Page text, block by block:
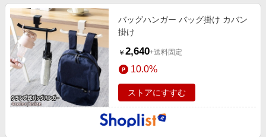
コスメ・健康・医薬品
キッズ・ベビー用品
家電・PC・スマホ・カメラ
エンタメ
スポーツ・アウトドア・ゴルフ
インテリア・寝具
新着ストアのご紹介
電子書籍特集
楽天ペイ導入ストア
楽天サービス特集
旅行特集
わくわく夏特集
楽天IDでログイン/会員登録
バッグハンガー バッグ掛け カバン
掛け
￥ 2,640+送料固定
10.0%
ストアにすすむ